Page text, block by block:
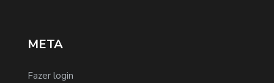
META
Fazer login